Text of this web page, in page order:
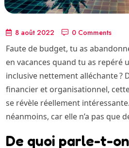
8 août 2022 0 Comments
Faute de budget, tu as
en vacances quand tu as repéré
inclusive nettement alléchante ?
financier et organisationnel,
se révèle réellement
néanmoins, car elle n’a pas que
De quoi parle-t-